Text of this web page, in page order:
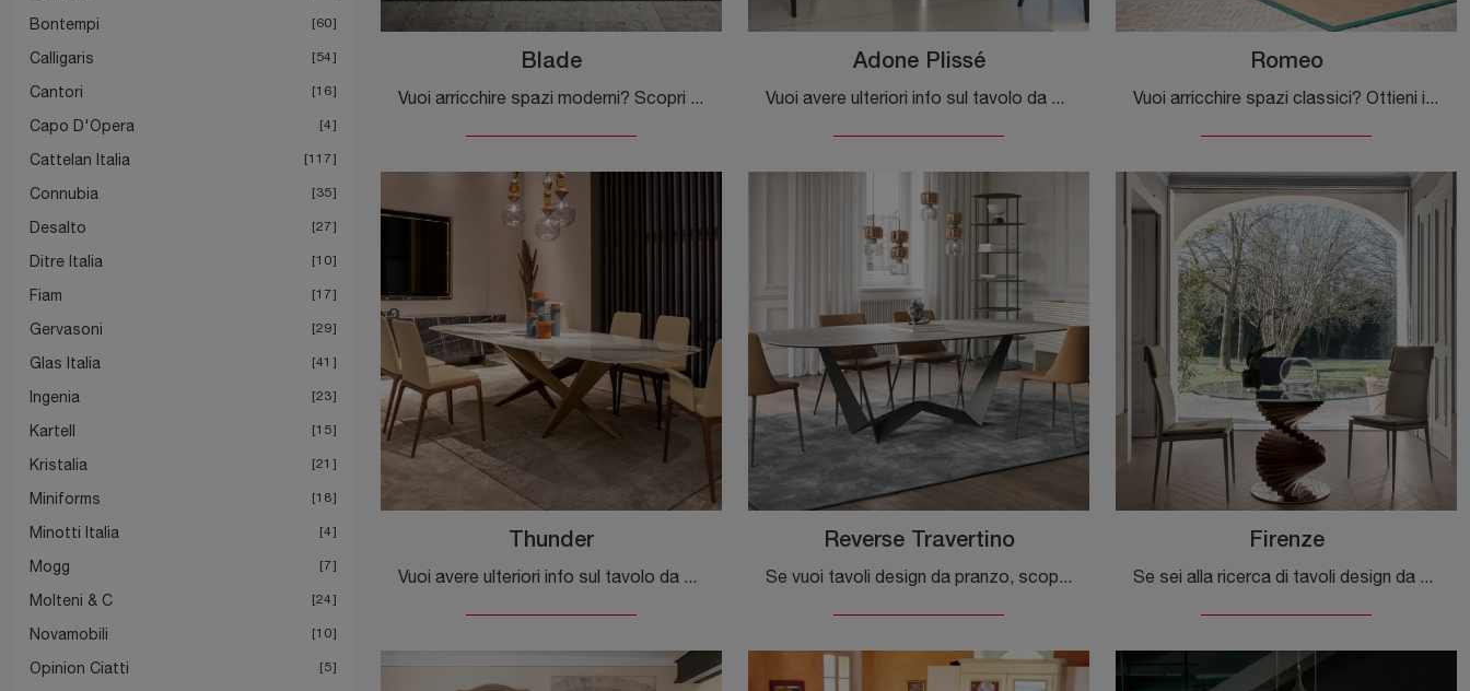
Bontempi 60
Calligaris 54
Cantori 16
Capo D'Opera 4
Cattelan Italia 117
Connubia 35
Desalto 27
Ditre Italia 10
Fiam 17
Gervasoni 29
Glas Italia 41
Ingenia 23
Kartell 15
Kristalia 21
Miniforms 18
Minotti Italia 4
Mogg 7
Molteni & C 24
Novamobili 10
Opinion Ciatti 5
Blade
Vuoi arricchire spazi moderni? Scopri di più sui tavoli moderni fissi: il modello da pranzo Blade ti aspetta.
Adone Plissé
Vuoi avere ulteriori info sul tavolo da pranzo Adone Plissé di Tonin Casa? Clicca e scopri di più sui modelli fissi del brand.
Romeo
Vuoi arricchire spazi classici? Ottieni informazioni sui tavoli classici allungabili: il modello da pranzo Romeo ti attende.
Thunder
Vuoi avere ulteriori info sul tavolo da pranzo Thunder di Tonin Casa? Clicca e scopri di più sui modelli fissi dell'azienda.
Reverse Travertino
Se vuoi tavoli design da pranzo, scopri i modelli fissi di Tonin Casa: clicca e scopri il modello Reverse Travertino in gres.
Firenze
Se sei alla ricerca di tavoli design da pranzo, scopri i modelli fissi di Tonin Casa: clicca e scopri il modello Firenze in vetro.